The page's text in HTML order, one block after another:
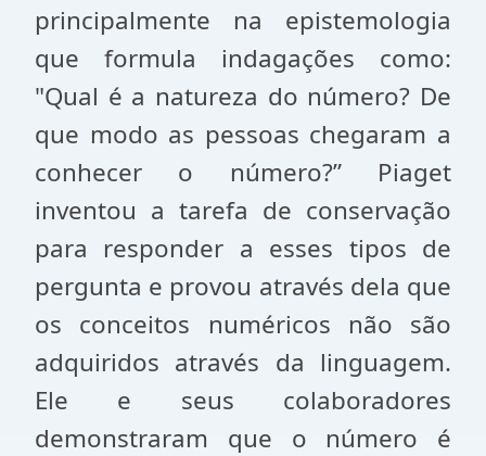
principalmente na epistemologia
que formula indagações como:
"Qual é a natureza do número? De
que modo as pessoas chegaram a
conhecer o número?” Piaget
inventou a tarefa de conservação
para responder a esses tipos de
pergunta e provou através dela que
os conceitos numéricos não são
adquiridos através da linguagem.
Ele e seus colaboradores
demonstraram que o número é